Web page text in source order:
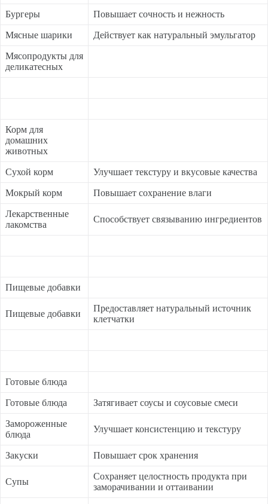
Бургеры Повышает сочность и нежность
Мясные шарики Действует как натуральный эмульгатор
Мясопродукты для
деликатесных
Корм для
домашних
животных
Сухой корм Улучшает текстуру и вкусовые качества
Мокрый корм Повышает сохранение влаги
Лекарственные
лакомства
Способствует связыванию ингредиентов
Пищевые добавки
Пищевые добавки
Предоставляет натуральный источник
клетчатки
Готовые блюда
Готовые блюда Затягивает соусы и соусовые смеси
Замороженные
блюда
Улучшает консистенцию и текстуру
Закуски Повышает срок хранения
Супы
Сохраняет целостность продукта при
заморачивании и оттаивании